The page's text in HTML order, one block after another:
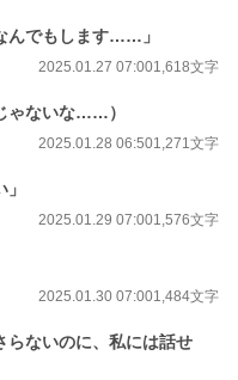
んでもします……」
2025.01.27 07:001,618文字
ゃないな……）
2025.01.28 06:501,271文字
2025.01.29 07:001,576文字
2025.01.30 07:001,484文字
ないのに、私には話せ